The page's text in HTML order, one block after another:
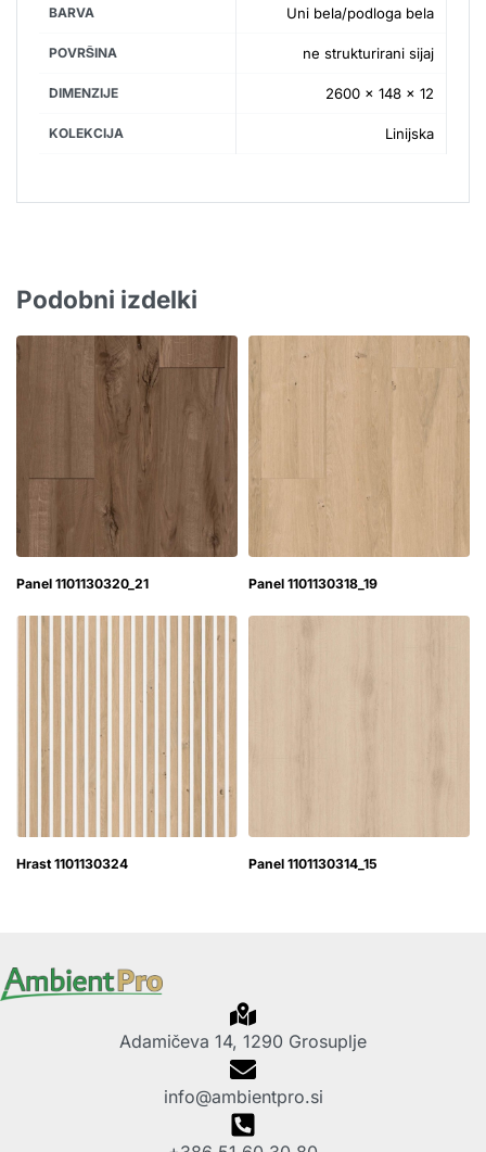
BARVA Uni bela/podloga bela
POVRŠINA ne strukturirani sijaj
DIMENZIJE 2600 × 148 × 12
KOLEKCIJA Linijska
Podobni izdelki
Panel 1101130320_21 Panel 1101130318_19
Hrast 1101130324 Panel 1101130314_15
Adamičeva 14, 1290 Grosuplje
info@ambientpro.si